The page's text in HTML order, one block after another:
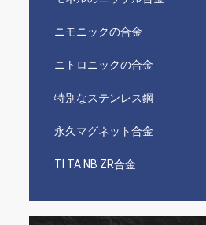
ニモニックの合金
ニトロニックの合金
特別なステンレス鋼
永久マグネット合金
TI TA NB ZR合金